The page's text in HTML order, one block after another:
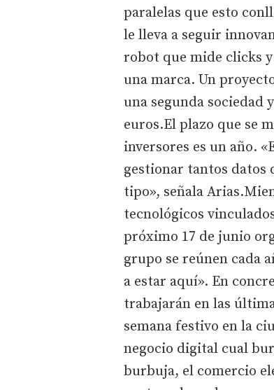
paralelas que esto
le lleva a seguir
robot que mide clicks
una marca. Un
una segunda sociedad
euros.El plazo que se
inversores es un año.
gestionar tantos datos
tipo», señala
tecnológicos
próximo 17 de junio
grupo se reúnen cada
a estar aquí». En
trabajarán en las
semana festivo en la
negocio digital cual
burbuja, el comercio